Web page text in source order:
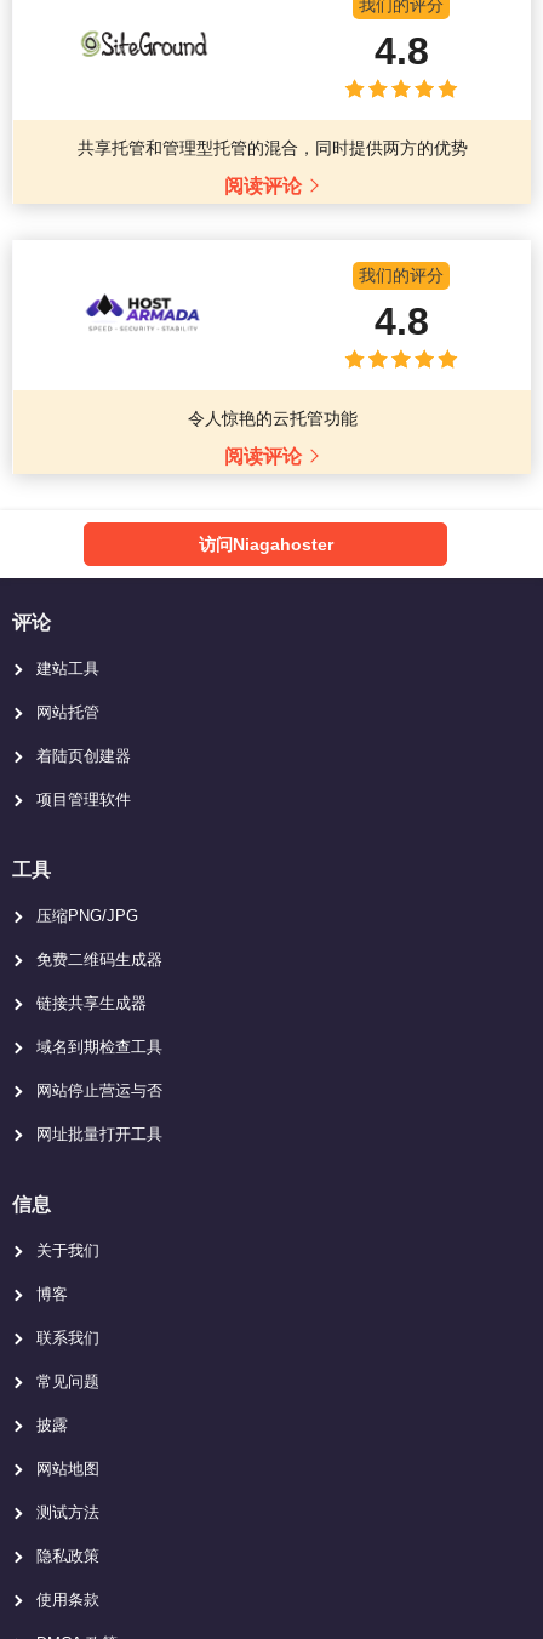
我们的评分
4.8
共享托管和管理型托管的混合，同时提供两方的优势
阅读评论
我们的评分
4.8
令人惊艳的云托管功能
阅读评论
访问Niagahoster
评论
建站工具
网站托管
着陆页创建器
项目管理软件
工具
压缩PNG/JPG
免费二维码生成器
链接共享生成器
域名到期检查工具
网站停止营运与否
网址批量打开工具
信息
关于我们
博客
联系我们
常见问题
披露
网站地图
测试方法
隐私政策
使用条款